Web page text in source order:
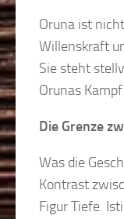
Oruna ist
Willenskraft
Sie steht
Orunas
Die Grenze
Was die
Kontrast
Figur Tiefe.